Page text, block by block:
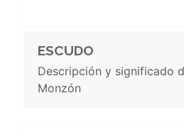
ESCUDO
Descripción y significado
Monzón